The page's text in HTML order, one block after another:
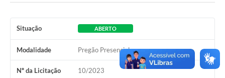
Turismo
Conselho Municipal de Educação
Situação ABERTO
Modalidade Pregão Presencial
Nº da Licitação 10/2023